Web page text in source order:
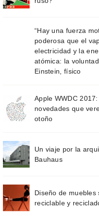
“Hay una fuerza
poderosa que el
electricidad y la
atómica: la
Einstein, físico
Apple WWDC
novedades que
otoño
Un viaje por la
Bauhaus
Diseño de muebles
reciclable y